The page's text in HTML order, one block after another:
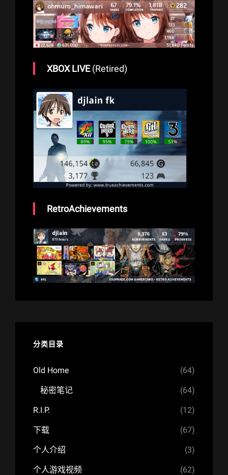
XBOX LIVE(Retired)
RetroAchievements
分类目录
Old Home (64)
秘密笔记 (64)
R.I.P. (12)
下载 (67)
个人介绍 (3)
个人游戏视频 (62)